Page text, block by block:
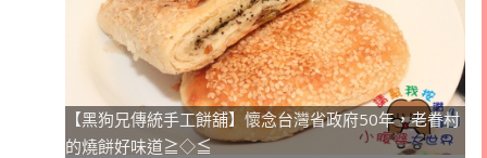
【黑狗兄傳統手工餅舖】懷念台灣省政府50年，老眷村
的燒餅好味道≧◇≦